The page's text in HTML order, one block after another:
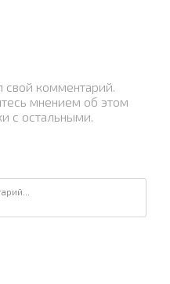
свой комментарий.
мнением об этом
с остальными.